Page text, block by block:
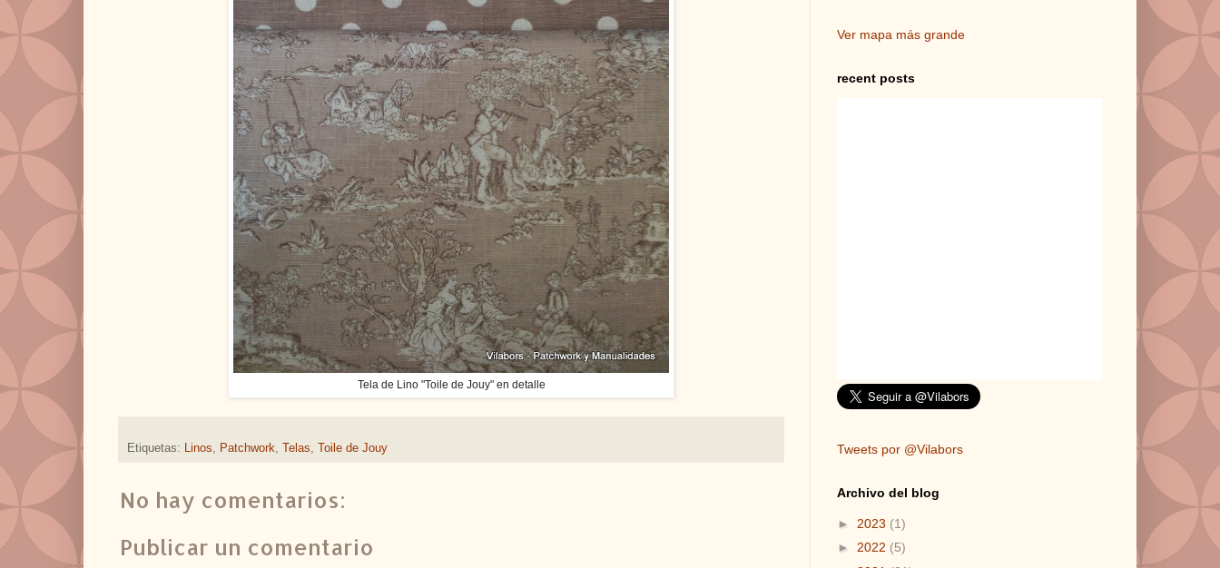
Tela de Lino "Toile de Jouy" en detalle
Etiquetas: Linos, Patchwork, Telas, Toile de Jouy
No hay comentarios:
Publicar un comentario
Ver mapa más grande
recent posts
Tweets por @Vilabors
Archivo del blog
► 2023 (1)
► 2022 (5)